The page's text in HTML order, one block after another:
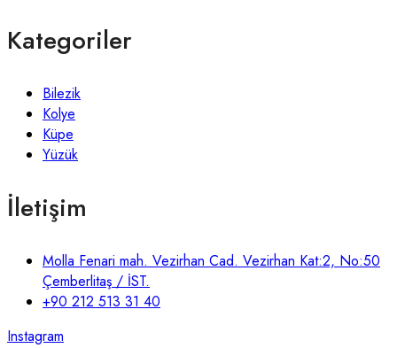
Kategoriler
Bilezik
Kolye
Küpe
Yüzük
İletişim
Molla Fenari mah. Vezirhan Cad. Vezirhan Kat:2, No:50
Çemberlitaş / İST.
+90 212 513 31 40
Instagram